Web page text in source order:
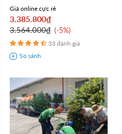
Giá online cực rẻ
3.385.800₫
3.564.000₫ -5%
33 đánh giá